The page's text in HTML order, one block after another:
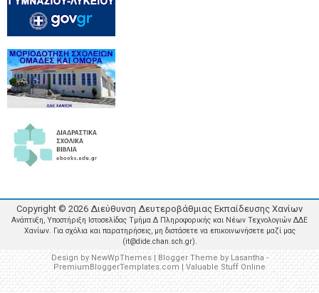
Copyright © 2026 Διεύθυνση Δευτεροβάθμιας Εκπαίδευσης Χανίων
Ανάπτυξη, Υποστήριξη Ιστοσελίδας Τμήμα Δ Πληροφορικής και Νέων Τεχνολογιών ΔΔΕ
Χανίων. Για σχόλια και παρατηρήσεις, μη διστάσετε να επικοινωνήσετε μαζί μας
(it@dide.chan.sch.gr).
Design byNewWpThemes| Blogger Theme byLasantha -
PremiumBloggerTemplates.com |Valuable Stuff Online